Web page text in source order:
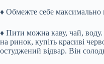
♦ Обмежте себе максимально
♦ Пити можна каву, чай,
на ринок, купіть красиві
остуджений відвар. Він